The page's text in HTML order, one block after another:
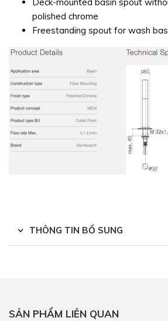
polished chrome
Freestanding spout for wash
THÔNG TIN BỔ SUNG
SẢN PHẨM LIÊN QUAN